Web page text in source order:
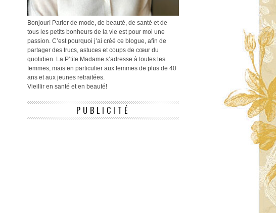
Bonjour! Parler de mode, de beauté, de santé et de
tous les petits bonheurs de la vie est pour moi une
passion. C’est pourquoi j’ai créé ce blogue, afin de
partager des trucs, astuces et coups de cœur du
quotidien. La P’tite Madame s’adresse à toutes les
femmes, mais en particulier aux femmes de plus de 40
ans et aux jeunes retraitées.
Vieillir en santé et en beauté!
PUBLICITÉ